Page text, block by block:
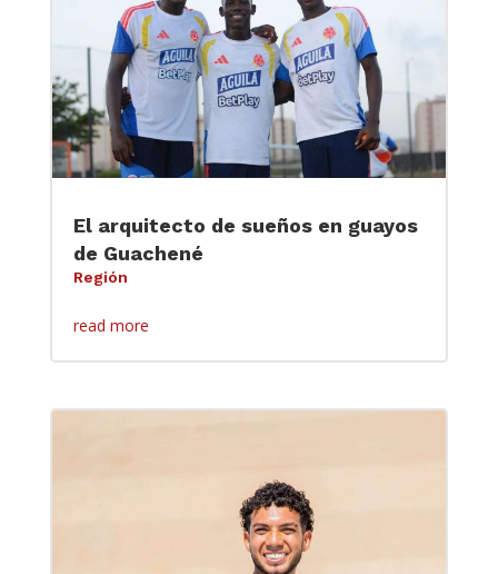
El arquitecto de sueños en guayos
de Guachené
Región
read more